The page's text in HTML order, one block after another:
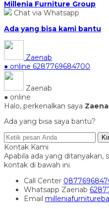
Millenia Furniture Group
Chat via Whatsapp
Ada yang bisa kami bantu
Zaenab
● online 6287769684700
Zaenab
● online
Halo, perkenalkan saya
Ada yang bisa saya bantu?
Kontak Kami
Apabila ada yang ditanyakan,
kontak di bawah ini.
Call Center
Whatsapp Zaenab
Email